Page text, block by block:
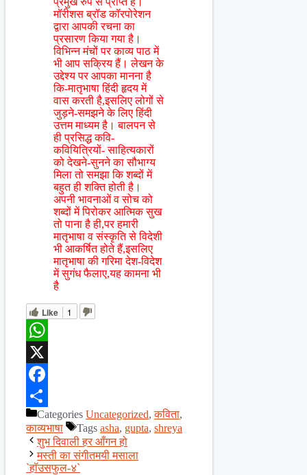
मॉरीशस ब्रॉड कॉरपोरेशन
द्वारा आपकी रचना का
प्रसारण किया गया है।
विभिन्न मंचों पर काव्य पाठ में
भी आप सक्रिय हैं। लेखन के
उद्देश्य पर आपका मानना है
कि-मातृभाषा हिंदी हृदय में
वास करती है,इसलिए लोगों से
जुड़ने-समझने के लिए हिंदी
उत्तम माध्यम है। बालपन से
ही प्रसिद्ध कवि-
कवियित्रियों- साहित्यकारों
को देखने-सुनने का सौभाग्य
मिला तो समझा कि शब्दों में
बहुत ही शक्ति होती है।
अपनी भावनाओं व सोच को
शब्दों में पिरोकर आत्मिक सुख
तो पाना है ही,पर हमारी
मातृभाषा व संस्कृति से विदेशी
भी आकर्षित होते हैं,इसलिए
मातृभाषा की गरिमा देश-विदेश
में सुगंध फैलाए,यह कामना भी
है
Like 1
WhatsApp
X
Facebook
ShareCategories Uncategorized,कविता,
काव्यभाषा
Tags asha, gupta, shreya
शुभ दिवाली हर आँगन हो
मस्ती का संगीतमयी मसाला
`हॉउसफुल-४`